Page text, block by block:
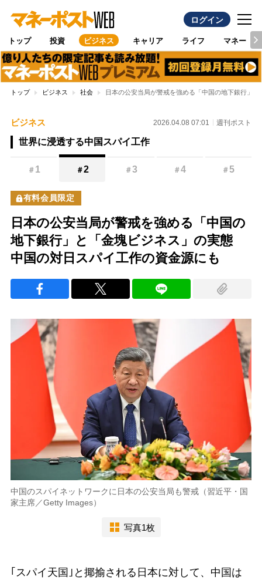
ログイン
トップ 投資 ビジネス キャリア ライフ マネー
トップ ビジネス 社会 日本の公安当局が警戒を強める「中国の地下銀行」
ビジネス 2026.04.08 07:01 週刊ポスト
世界に浸透する中国スパイ工作
＃ 1 ＃2 ＃3 ＃4 ＃5
有料会員限定
日本の公安当局が警戒を強める「中国の
地下銀行」と「金塊ビジネス」の実態
中国の対日スパイ工作の資金源にも
中国のスパイネットワークに日本の公安当局も警戒（習近平・国
家主席／Getty Images）
写真1枚
｢スパイ天国｣と揶揄される日本に対して、中国は